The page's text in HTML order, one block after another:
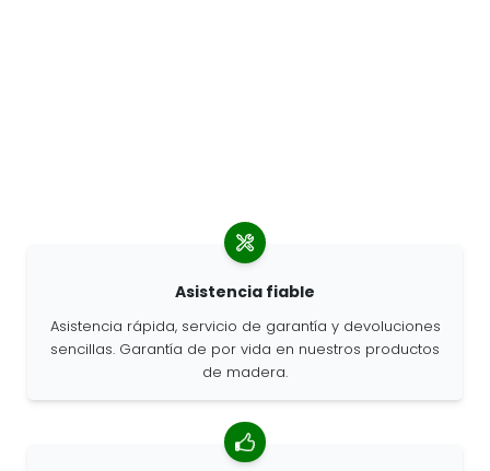
Asistencia fiable
Asistencia rápida, servicio de garantía y devoluciones
sencillas. Garantía de por vida en nuestros productos
de madera.